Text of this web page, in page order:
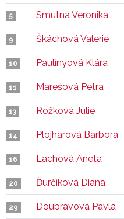
5 Smutná Veronika
9 Škáchová Valerie
10 Paulínyová Klára
11 Marešová Petra
13 Rožková Julie
14 Plojharová Barbora
16 Lachová Aneta
20 Ďurčíková Diana
29 Doubravová Pavla